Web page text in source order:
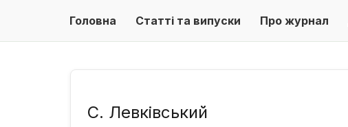
Головна Статті та випуски Про журнал
С. Левківський